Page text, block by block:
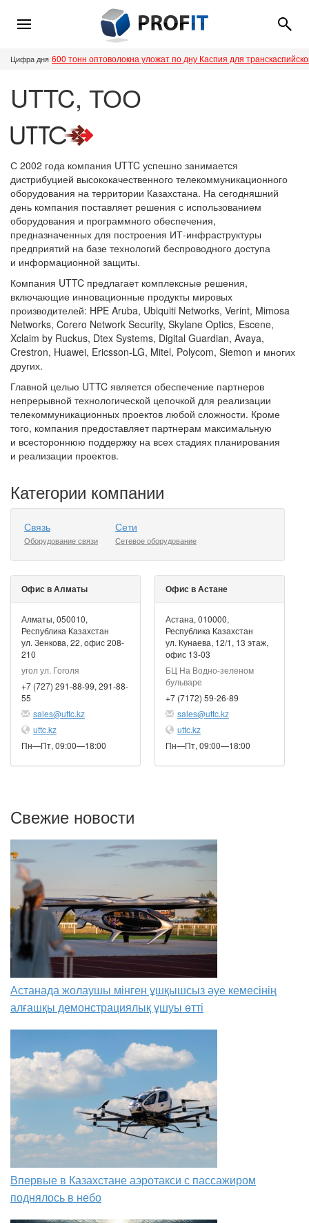
Цифра дня 600 тонн оптоволокна уложат по дну Каспия для
UTTC, ТОО
С 2002 года компания UTTC успешно занимается
дистрибуцией высококачественного телекоммуникационного
оборудования на территории Казахстана. На сегодняшний
день компания поставляет решения с использованием
оборудования и программного обеспечения,
предназначенных для построения ИТ-инфраструктуры
предприятий на базе технологий беспроводного доступа
и информационной защиты.
Компания UTTC предлагает комплексные решения,
включающие инновационные продукты мировых
производителей: HPE Aruba, Ubiquiti Networks, Verint, Mimosa
Networks, Corero Network Security, Skylane Optics, Escene,
Xclaim by Ruckus, Dtex Systems, Digital Guardian, Avaya,
Crestron, Huawei, Ericsson-LG, Mitel, Polycom, Siemon и многих
других.
Главной целью UTTC является обеспечение партнеров
непрерывной технологической цепочкой для реализации
телекоммуникационных проектов любой сложности. Кроме
того, компания предоставляет партнерам максимальную
и всестороннюю поддержку на всех стадиях планирования
и реализации проектов.
Категории компании
Связь
Оборудование связи
Сети
Сетевое оборудование
Офис в Алматы
Алматы, 050010,
Республика Казахстан
ул. Зенкова, 22, офис 208-
210
угол ул. Гоголя
+7 (727) 291-88-99, 291-88-
55
sales@uttc.kz
uttc.kz
Пн—Пт, 09:00—18:00
Офис в Астане
Астана, 010000,
Республика Казахстан
ул. Кунаева, 12/1, 13 этаж,
офис 13-03
БЦ На Водно-зеленом
бульваре
+7 (7172) 59-26-89
sales@uttc.kz
uttc.kz
Пн—Пт, 09:00—18:00
Свежие новости
Астанада жолаушы мінген ұшқышсыз әуе кемесінің
алғашқы демонстрациялық ұшуы өтті
Впервые в Казахстане аэротакси с пассажиром
поднялось в небо